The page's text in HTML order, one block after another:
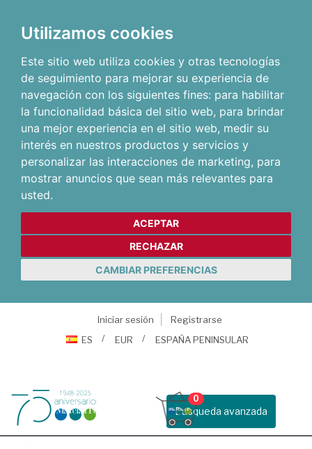
Utilizamos cookies
Este sitio web utiliza cookies y otras tecnologías
de seguimiento para mejorar su experiencia de
navegación con los siguientes fines: para habilitar
la funcionalidad básica del sitio web, para brindar
una mejor experiencia en el sitio web, medir su
interés en nuestros productos y servicios y
personalizar las interacciones de marketing, para
mostrar anuncios que sean más relevantes para
usted.
ACEPTAR
RECHAZAR
CAMBIAR PREFERENCIAS
Iniciar sesión
Registrarse
ES
EUR ESPAÑA PENINSULAR
Busqueda avanzada
0